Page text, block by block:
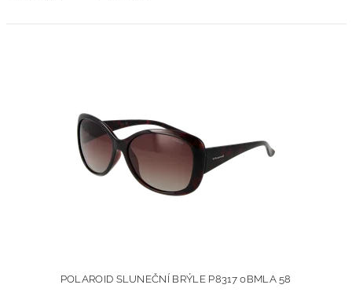
POLAROID SLUNEČNÍ BRÝLE P8317 0BMLA 58